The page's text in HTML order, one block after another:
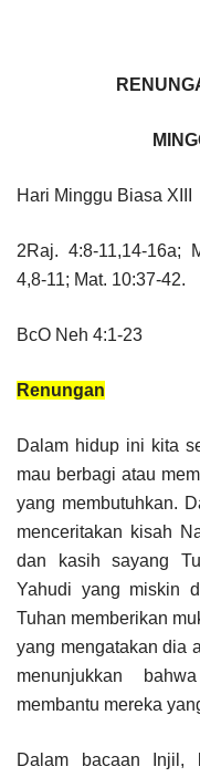
Hari Minggu Biasa XIII
2Raj. 4:8-11,14-16a;
4,8-11; Mat. 10:37-42.
BcO Neh 4:1-23
Renungan
Dalam hidup ini kita
mau berbagi atau
yang membutuhkan.
menceritakan kisah
dan kasih sayang
Yahudi yang miskin
Tuhan memberikan
yang mengatakan dia
menunjukkan
membantu mereka
Dalam bacaan Injil,